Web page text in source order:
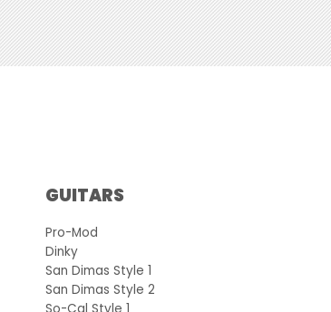
GUITARS
Pro-Mod
Dinky
San Dimas Style 1
San Dimas Style 2